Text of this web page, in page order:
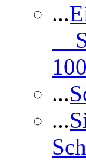
...
...
...